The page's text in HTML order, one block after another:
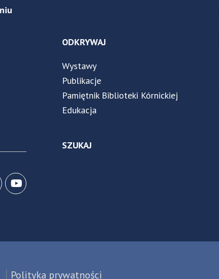
ODKRYWAJ
Wystawy
Publikacje
Pamiętnik Biblioteki Kórnickiej
Edukacja
SZUKAJ
Polityka prywatności